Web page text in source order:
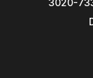
3020-